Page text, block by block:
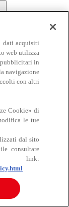
Carne
dati acquisiti
web utilizza
in
navigazione
con altri
Cookie» di
le tue
dal sito
consultare
link: